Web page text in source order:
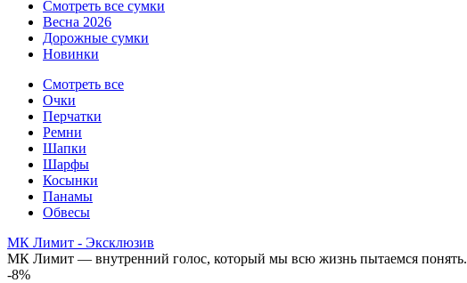
Смотреть все сумки
Весна 2026
Дорожные сумки
Новинки
Смотреть все
Очки
Перчатки
Ремни
Шапки
Шарфы
Косынки
Панамы
Обвесы
МК Лимит - Эксклюзив
МК Лимит — внутренний голос, который мы всю жизнь пытаемся понять.
-8%